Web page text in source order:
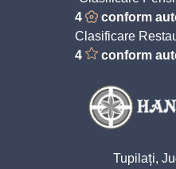
4
conform
Clasificare
4
conform
Tupilați,